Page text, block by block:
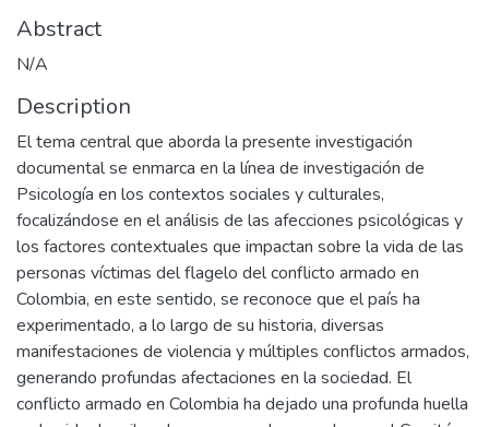
Abstract
N/A
Description
El tema central que aborda la presente investigación
documental se enmarca en la línea de investigación de
Psicología en los contextos sociales y culturales,
focalizándose en el análisis de las afecciones psicológicas y
los factores contextuales que impactan sobre la vida de las
personas víctimas del flagelo del conflicto armado en
Colombia, en este sentido, se reconoce que el país ha
experimentado, a lo largo de su historia, diversas
manifestaciones de violencia y múltiples conflictos armados,
generando profundas afectaciones en la sociedad. El
conflicto armado en Colombia ha dejado una profunda huella